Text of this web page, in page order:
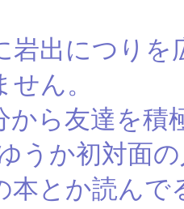
岩出につりを
ん。
から友達を積
うか初対面
本とか読んで